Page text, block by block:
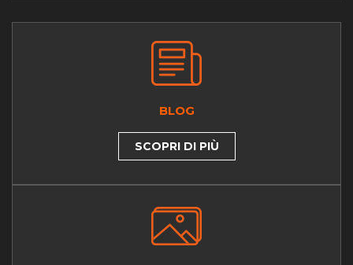
BLOG
SCOPRI DI PIÙ